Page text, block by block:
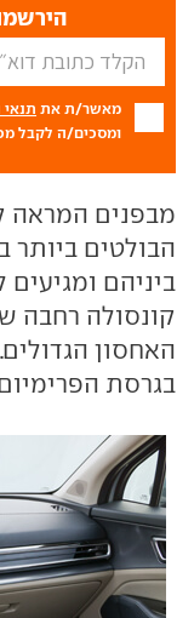
מאשר/ת את
ומסכים/ה לקבל
מבפנים המראה
הבולטים
קונסולה רחבה
האחסון
בגרסת